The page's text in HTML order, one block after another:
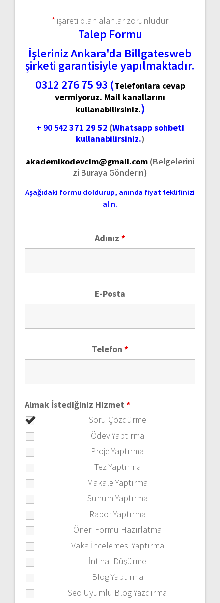
* işareti olan alanlar zorunludur
Talep Formu
İşleriniz Ankara'da Billgatesweb
şirketi garantisiyle yapılmaktadır.
0312 276 75 93 (Telefonlara cevap
vermiyoruz. Mail kanallarını
kullanabilirsiniz.)
+ 90 542371 29 52 (Whatsapp sohbeti
kullanabilirsiniz.)
akademikodevcim@gmail.com (Belgelerini
zi Buraya Gönderin)
Aşağıdaki formu doldurup, anında fiyat teklifinizi
alın.
Adınız *
E-Posta
Telefon *
Almak İstediğiniz Hizmet *
Soru Çözdürme
Ödev Yaptırma
Proje Yaptırma
Tez Yaptırma
Makale Yaptırma
Sunum Yaptırma
Rapor Yaptırma
Öneri Formu Hazırlatma
Vaka İncelemesi Yaptırma
İntihal Düşürme
Blog Yaptırma
Seo Uyumlu Blog Yazdırma